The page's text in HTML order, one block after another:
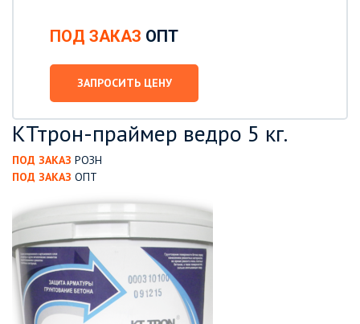
ПОД ЗАКАЗ ОПТ
ЗАПРОСИТЬ ЦЕНУ
КТтрон-праймер ведро 5 кг.
ПОД ЗАКАЗ РОЗН
ПОД ЗАКАЗ ОПТ